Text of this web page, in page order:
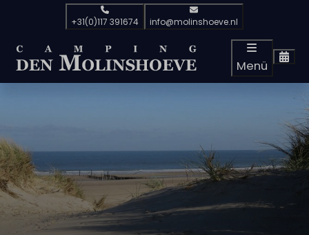
+31(0)117 391674 info@molinshoeve.nl
Menü